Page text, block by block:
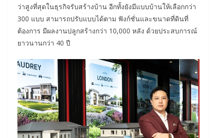
ว่าสูงที่สุดในธุรกิจรับสร้างบ้าน อีกทั้งยังมีแบบบ้านให้เลือกกว่า
300 แบบ สามารถปรับแบบได้ตาม ฟังก์ชั่นและขนาดที่ดินที่
ต้องการ มีผลงานปลูกสร้างกว่า 10,000 หลัง ด้วยประสบการณ์
ยาวนานกว่า 40 ปี